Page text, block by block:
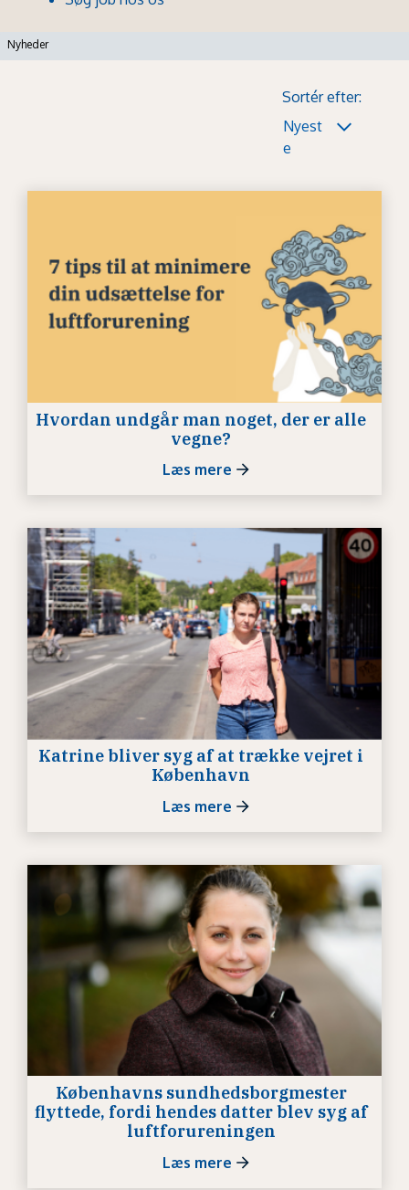
Nyheder
Sortér efter:
Nyest
e
Hvordan undgår man noget, der er alle
vegne?
Læs mere
Katrine bliver syg af at trække vejret i
København
Læs mere
Københavns sundhedsborgmester
flyttede, fordi hendes datter blev syg af
luftforureningen
Læs mere